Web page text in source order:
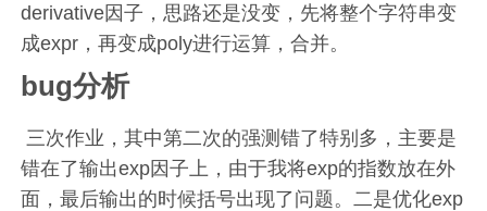
derivative因子，思路还是没变，先将整个字符串变
成expr，再变成poly进行运算，合并。
bug分析
三次作业，其中第二次的强测错了特别多，主要是
错在了输出exp因子上，由于我将exp的指数放在外
面，最后输出的时候括号出现了问题。二是优化exp